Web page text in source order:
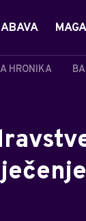
HRONIKA